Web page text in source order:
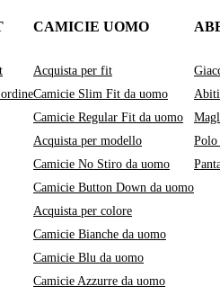
CAMICIE UOMO
Acquista per fit
Camicie Slim Fit da uomo
Camicie Regular Fit da uomo
Acquista per modello
Camicie No Stiro da uomo
Camicie Button Down da uomo
Acquista per colore
Camicie Bianche da uomo
Camicie Blu da uomo
Camicie Azzurre da uomo
Abiti
Polo